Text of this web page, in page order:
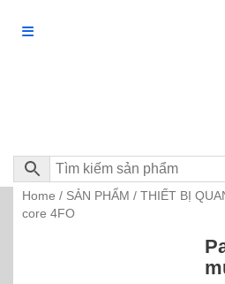
Home / SẢN PHẨM / THIẾT BỊ
core 4FO